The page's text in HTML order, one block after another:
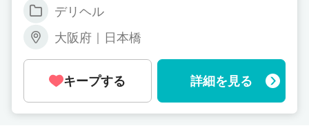
デリヘル
大阪府｜日本橋
キープする 詳細を見る